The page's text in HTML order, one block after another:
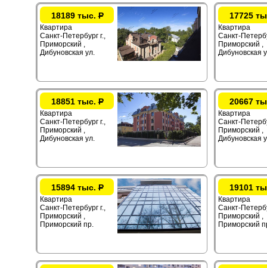
18189 тыс.Р
Квартира
Санкт-Петербург г.,
Приморский ,
Дибуновская ул.
17725
Квартира
Санкт-
Приморский ,
Дибуновская
18851 тыс.Р
Квартира
Санкт-Петербург г.,
Приморский ,
Дибуновская ул.
20667
Квартира
Санкт-
Приморский ,
Дибуновская
15894 тыс.Р
Квартира
Санкт-Петербург г.,
Приморский ,
Приморский пр.
19101
Квартира
Санкт-
Приморский ,
Приморский